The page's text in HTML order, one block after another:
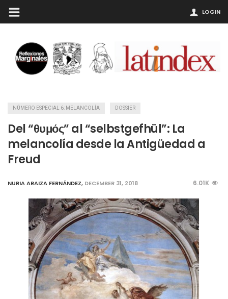
LOGIN
NÚMERO ESPECIAL 6: MELANCOLÍA DOSSIER
Del “θυμός” al “selbstgefhül”: La
melancolía desde la Antigüedad a
Freud
NURIA ARAIZA FERNÁNDEZ, DECEMBER 31, 2018 6.01K